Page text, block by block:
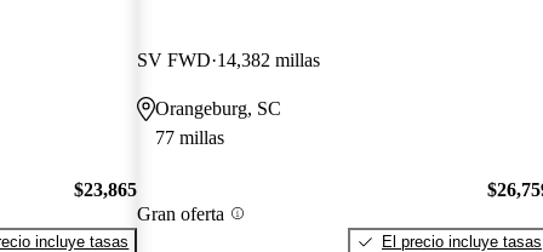
$23,865
incluye tasas
SV FWD 14,382 millas
Orangeburg, SC
77 millas
Gran oferta
El precio incluye tasas